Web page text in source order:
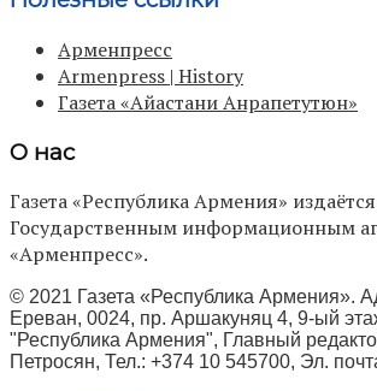
Арменпресс
Armenpress | History
Газета «Айастани Анрапетутюн»
О нас
Газета «Республика Армения»
Государственным информационным
«Арменпресс».
© 2021 Газета «Республика Армения».
Ереван, 0024, пр. Аршакуняц 4, 9-ый
"Республика Армения", Главный
Петросян, Тел.: +374 10 545700, Эл.